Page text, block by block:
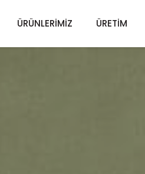
ÜRÜNLERIMIZ ÜRETIM